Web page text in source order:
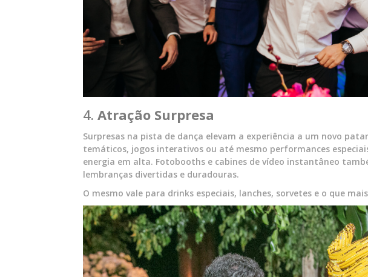
4. Atração Surpresa
Surpresas na pista de dança elevam a experiência a um novo
temáticos, jogos interativos ou até mesmo performances
energia em alta. Fotobooths e cabines de vídeo instantâneo
lembranças divertidas e duradouras.
O mesmo vale para drinks especiais, lanches, sorvetes e o que